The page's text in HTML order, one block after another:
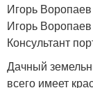
Игорь Воропаев
Игорь
Консультант
Дачный
всего имеет